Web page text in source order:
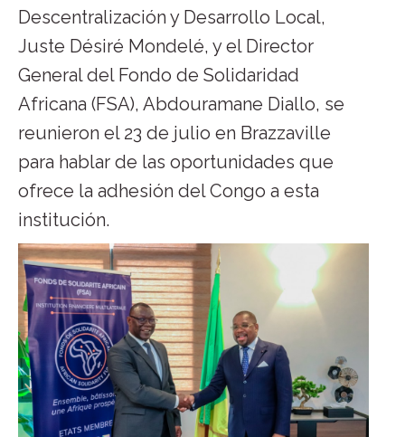
Descentralización y Desarrollo Local,
Juste Désiré Mondelé, y el Director
General del Fondo de Solidaridad
Africana (FSA), Abdouramane Diallo, se
reunieron el 23 de julio en Brazzaville
para hablar de las oportunidades que
ofrece la adhesión del Congo a esta
institución.